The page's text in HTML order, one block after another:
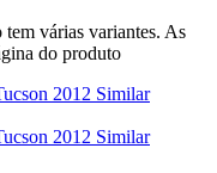
tem várias variantes. As
do produto